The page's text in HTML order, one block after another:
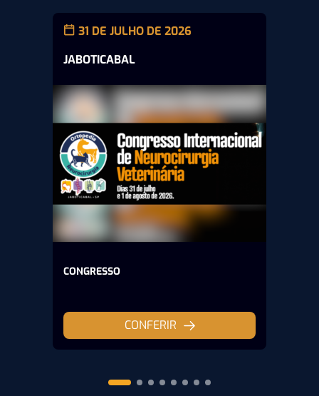
31 DE JULHO DE 2026
JABOTICABAL
CONGRESSO
CONFERIR